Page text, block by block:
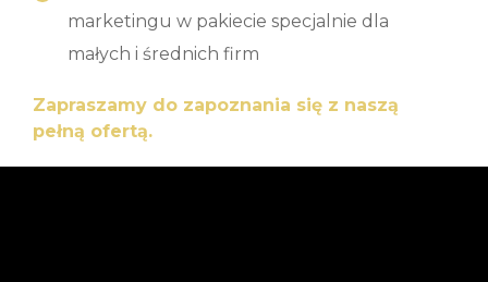
marketingu w pakiecie specjalnie dla
małych i średnich firm
Zapraszamy do zapoznania się z naszą
pełną ofertą.